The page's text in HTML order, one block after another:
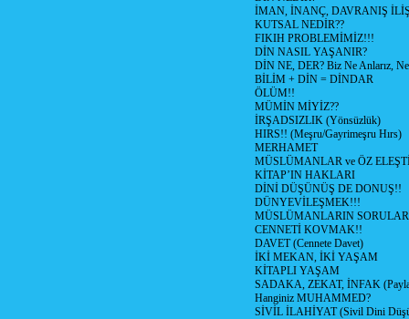
İMAN, İNANÇ, DAVRANIŞ
KUTSAL NEDİR??
FIKIH PROBLEMİMİZ!!!
DİN NASIL YAŞANIR?
DİN NE, DER? Biz Ne Anlarız, Ne
BİLİM + DİN = DİNDAR
ÖLÜM!!
MÜMİN MİYİZ??
İRŞADSIZLIK (Yönsüzlük)
HIRS!! (Meşru/Gayrimeşru Hırs)
MERHAMET
MÜSLÜMANLAR ve ÖZ
KİTAP’IN HAKLARI
DİNİ DÜŞÜNÜŞ DE DONUŞ!!
DÜNYEVİLEŞMEK!!!
MÜSLÜMANLARIN
CENNETİ KOVMAK!!
DAVET (Cennete Davet)
İKİ MEKAN, İKİ YAŞAM
KİTAPLI YAŞAM
SADAKA, ZEKAT, İNFAK
Hanginiz MUHAMMED?
SİVİL İLAHİYAT (Sivil Dini